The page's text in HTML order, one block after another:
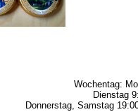
Wochentag:
Dienstag
Donnerstag, Samstag